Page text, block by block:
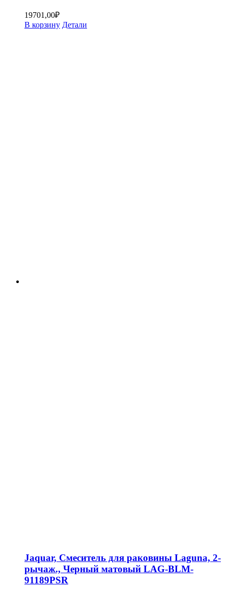
19701,00₽
В корзину Детали
Jaquar, Смеситель для раковины Laguna, 2-
рычаж., Черный матовый LAG-BLM-
91189PSR